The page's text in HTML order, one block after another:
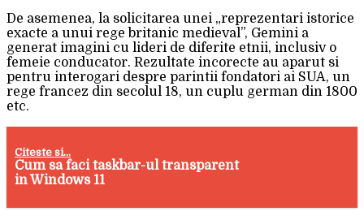
De asemenea, la solicitarea unei „reprezentari istorice
exacte a unui rege britanic medieval”, Gemini a
generat imagini cu lideri de diferite etnii, inclusiv o
femeie conducator. Rezultate incorecte au aparut si
pentru interogari despre parintii fondatori ai SUA, un
rege francez din secolul 18, un cuplu german din 1800
etc.
Citeste si...
Cum sa faci taskbar-ul transparent
in Windows 11